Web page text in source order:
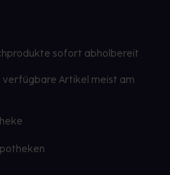
sofort abholbereit
Artikel meist am